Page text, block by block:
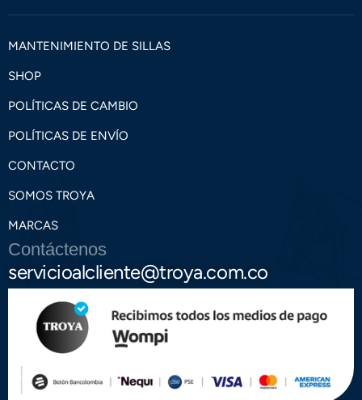
MANTENIMIENTO DE SILLAS
SHOP
POLÍTICAS DE CAMBIO
POLÍTICAS DE ENVÍO
CONTACTO
SOMOS TROYA
MARCAS
Contáctenos
servicioalcliente@troya.com.co